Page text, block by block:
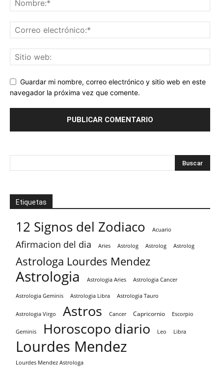
Guardar mi nombre, correo electrónico y sitio web en este
navegador la próxima vez que comente.
Etiquetas
12 Signos del Zodiaco Acuario
Afirmacion del dia Aries Astrolog Astrolog Astrolog
Astrologa Lourdes Mendez
Astrologia Astrologia Aries Astrologia Cancer
Astrologia Geminis Astrologia Libra Astrologia Tauro
Astrologia Virgo Astros Cancer Capricornio Escorpio
Geminis Horoscopo diario Leo Libra
Lourdes Mendez
Lourdes Mendez Astrologa